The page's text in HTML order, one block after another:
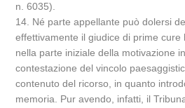
n. 6035).
14. Né parte appellante può dolersi
effettivamente il giudice di prime cure
nella parte iniziale della motivazione
contestazione del vincolo
contenuto del ricorso, in quanto
memoria. Pur avendo, infatti, il